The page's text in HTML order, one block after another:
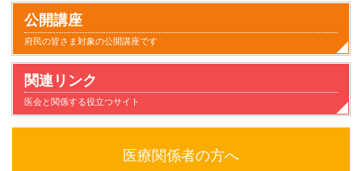
小児科とのつきあい方
子供が病気になったとき家庭でのケアと心得
家族とのかかわり
日常生活
気になること
健康にすごすために
事故と安全
病気のこと
公開講座
府民の皆さま対象の公開講座です
関連リンク
医会と関係する役立つサイト
医療関係者の方へ